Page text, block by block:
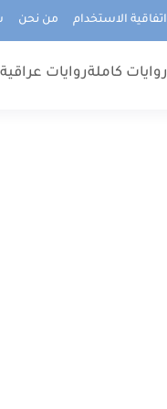
اتفاقية الاستخدام من نحن
روايات كاملةروايات عراقية